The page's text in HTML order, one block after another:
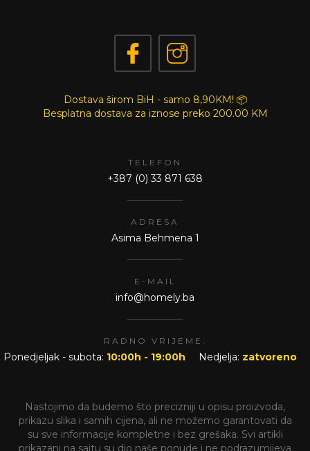
Dostava širom BiH - samo 8,90KM! 📦
Besplatna dostava za iznose preko 200.00 KM
TELEFON
+387 (0) 33 871 638
ADRESA
Asima Behmena 1
E-MAIL
info@homely.ba
RADNO VRIJEME:
Ponedjeljak - subota: 10:00h - 19:00h Nedjelja: zatvoreno
Nastojimo da budemo što precizniji u opisu proizvoda,
prikazu slika i samih cijena, ali ne možemo garantovati da
su sve informacije kompletne i bez grešaka. Svi artikli
prikazani na sajtu su dio naše ponude i ne podrazumijeva